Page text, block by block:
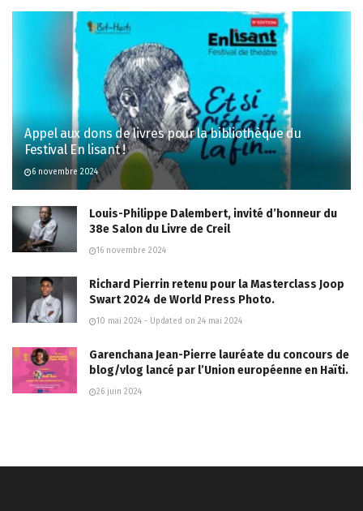
Appel aux dons de livres pour la bibliothèque du
Festival En lisant !
6 novembre 2024
Louis-Philippe Dalembert, invité d’honneur du
38e Salon du Livre de Creil
16 novembre 2024
Richard Pierrin retenu pour la Masterclass Joop
Swart 2024 de World Press Photo.
10 mai 2024 - Updated on 24 mai 2024
Garenchana Jean-Pierre lauréate du concours de
blog/vlog lancé par l’Union européenne en Haïti.
26 juin 2024